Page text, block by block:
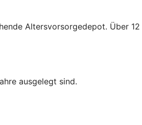
Altersvorsorgedepot. Über
ausgelegt sind.